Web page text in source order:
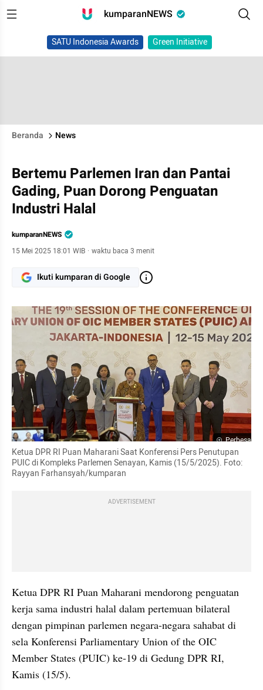
kumparanNEWS
SATU Indonesia Awards Green Initiative
Beranda News
Bertemu Parlemen Iran dan Pantai
Gading, Puan Dorong Penguatan
Industri Halal
kumparanNEWS
15 Mei 2025 18:01 WIB · waktu baca 3 menit
Ikuti kumparan di Google
Perbesar
Ketua DPR RI Puan Maharani Saat Konferensi Pers Penutupan
PUIC di Kompleks Parlemen Senayan, Kamis (15/5/2025). Foto:
Rayyan Farhansyah/kumparan
ADVERTISEMENT
Ketua DPR RI Puan Maharani mendorong penguatan
kerja sama industri halal dalam pertemuan bilateral
dengan pimpinan parlemen negara-negara sahabat di
sela Konferensi Parliamentary Union of the OIC
Member States (PUIC) ke-19 di Gedung DPR RI,
Kamis (15/5).